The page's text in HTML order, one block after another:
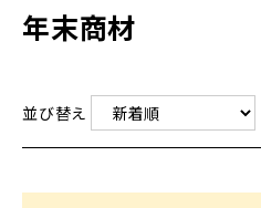
年末商材
並び替え